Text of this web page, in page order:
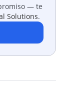
— te
Solutions.